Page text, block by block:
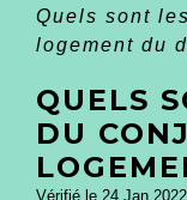
Quels sont
logement du
QUELS
DU
Vérifié le 24 Jan